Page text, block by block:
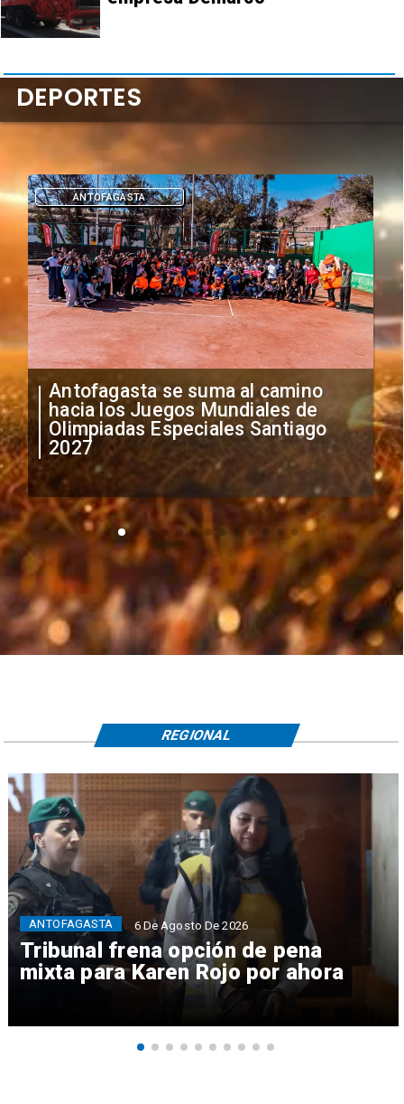
"Falta de profesionalismo": Sifup
anuncia medidas por situación
irregular de futbolistas
extranjeros
DEPORTES
DEPORTES
Tribunal frena opción de pena
mixta para Karen Rojo por ahora
ANTOFAGASTA 6 De Agosto De 2026
REGIONAL